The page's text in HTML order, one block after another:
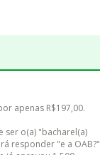
apenas R$197,00.
ser o(a) "bacharel(a)
responder "e a OAB?"